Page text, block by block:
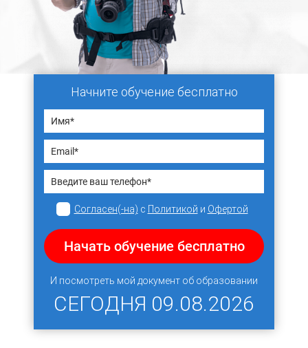
Начните обучение бесплатно
Согласен(-на) с Политикой и Офертой
Начать обучение бесплатно
И посмотреть мой документ об образовании
СЕГОДНЯ 09.08.2026